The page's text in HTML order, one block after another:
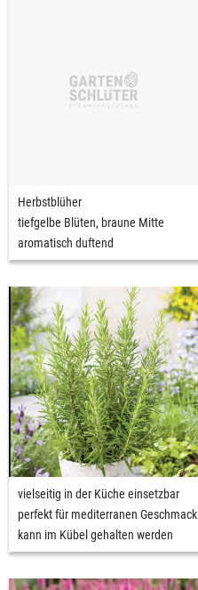
Herbstblüher
tiefgelbe Blüten, braune Mitte
aromatisch duftend
vielseitig in der Küche einsetzbar
perfekt für mediterranen Geschmack
kann im Kübel gehalten werden